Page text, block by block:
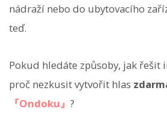
nádraží nebo do ubytovacího
teď.
Pokud hledáte způsoby, jak
proč nezkusit vytvořit hlas
『Ondoku』 ?